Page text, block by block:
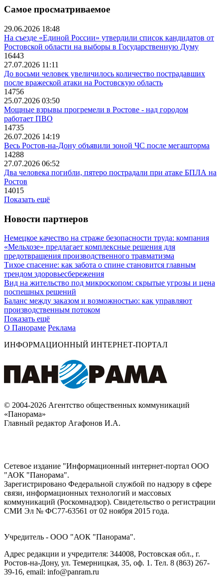
Самое просматриваемое
29.06.2026 18:48
На съезде «Единой России» утвердили список кандидатов от
Ростовской области на выборы в Государственную Думу
16443
27.07.2026 11:11
До восьми человек увеличилось количество пострадавших
после вражеской атаки на Ростовскую область
14756
25.07.2026 03:50
Мощные взрывы прогремели в Ростове - над городом
работает ПВО
14735
26.07.2026 14:19
Весь Ростов-на-Дону объявили зоной ЧС после мегашторма
14288
27.07.2026 06:52
Два человека погибли, пятеро пострадали при атаке БПЛА на
Ростов
14015
Показать ещё
Новости партнеров
Немецкое качество на страже безопасности труда: компания
«Мельхозе» предлагает комплексные решения для
предотвращения производственного травматизма
Тихое спасение: как забота о спине становится главным
трендом здоровьесбережения
Вид на жительство под микроскопом: скрытые угрозы и цена
поспешных решений
Баланс между заказом и возможностью: как управляют
производственным потоком
Показать ещё
О Панораме Реклама
ИНФОРМАЦИОННЫЙ ИНТЕРНЕТ-ПОРТАЛ
© 2004-2026 Агентство общественных коммуникаций
«Панорама»
Главный редактор Агафонов И.А.
Сетевое издание "Информационный интернет-портал ООО
"АОК "Панорама".
Зарегистрировано Федеральной службой по надзору в сфере
связи, информационных технологий и массовых
коммуникаций (Роскомнадзор). Cвидетельство о регистрации
СМИ Эл № ФС77-63561 от 02 ноября 2015 года.
Учредитель - ООО "АОК "Панорама".
Адрес редакции и учредителя: 344008, Ростовская обл., г.
Ростов-на-Дону, ул. Темерницкая, 35, оф. 1. Тел. 8 (863) 267-
39-16, email: info@panram.ru